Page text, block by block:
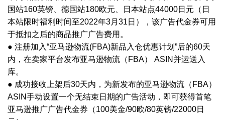
国站160英镑、德国站180欧元、日本站点44000日元（日
本站限时福利时间至2022年3月31日），该广告代金券可用
于抵扣之后的商品推广广告费用。
● 注册加入“亚马逊物流(FBA)新品入仓优惠计划”后的60天
内，在卖家平台发布亚马逊物流（FBA） ASIN并运送入
库。
● 成功接收上架后30天内，为新发布的亚马逊物流（FBA）
ASIN手动设置一个无结束日期的广告活动，即可获得首笔
亚马逊推广广告代金券（100美金/90欧/80英镑/22000日